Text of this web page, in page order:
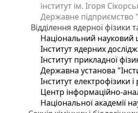
інститут ім. Ігоря
Державне підприємство
Відділення ядерної фізики
Національний науковий
Інститут ядерних
Інститут прикладної
Державна установа
Інститут електрофізики
Центр інформаційно-
Національної академії